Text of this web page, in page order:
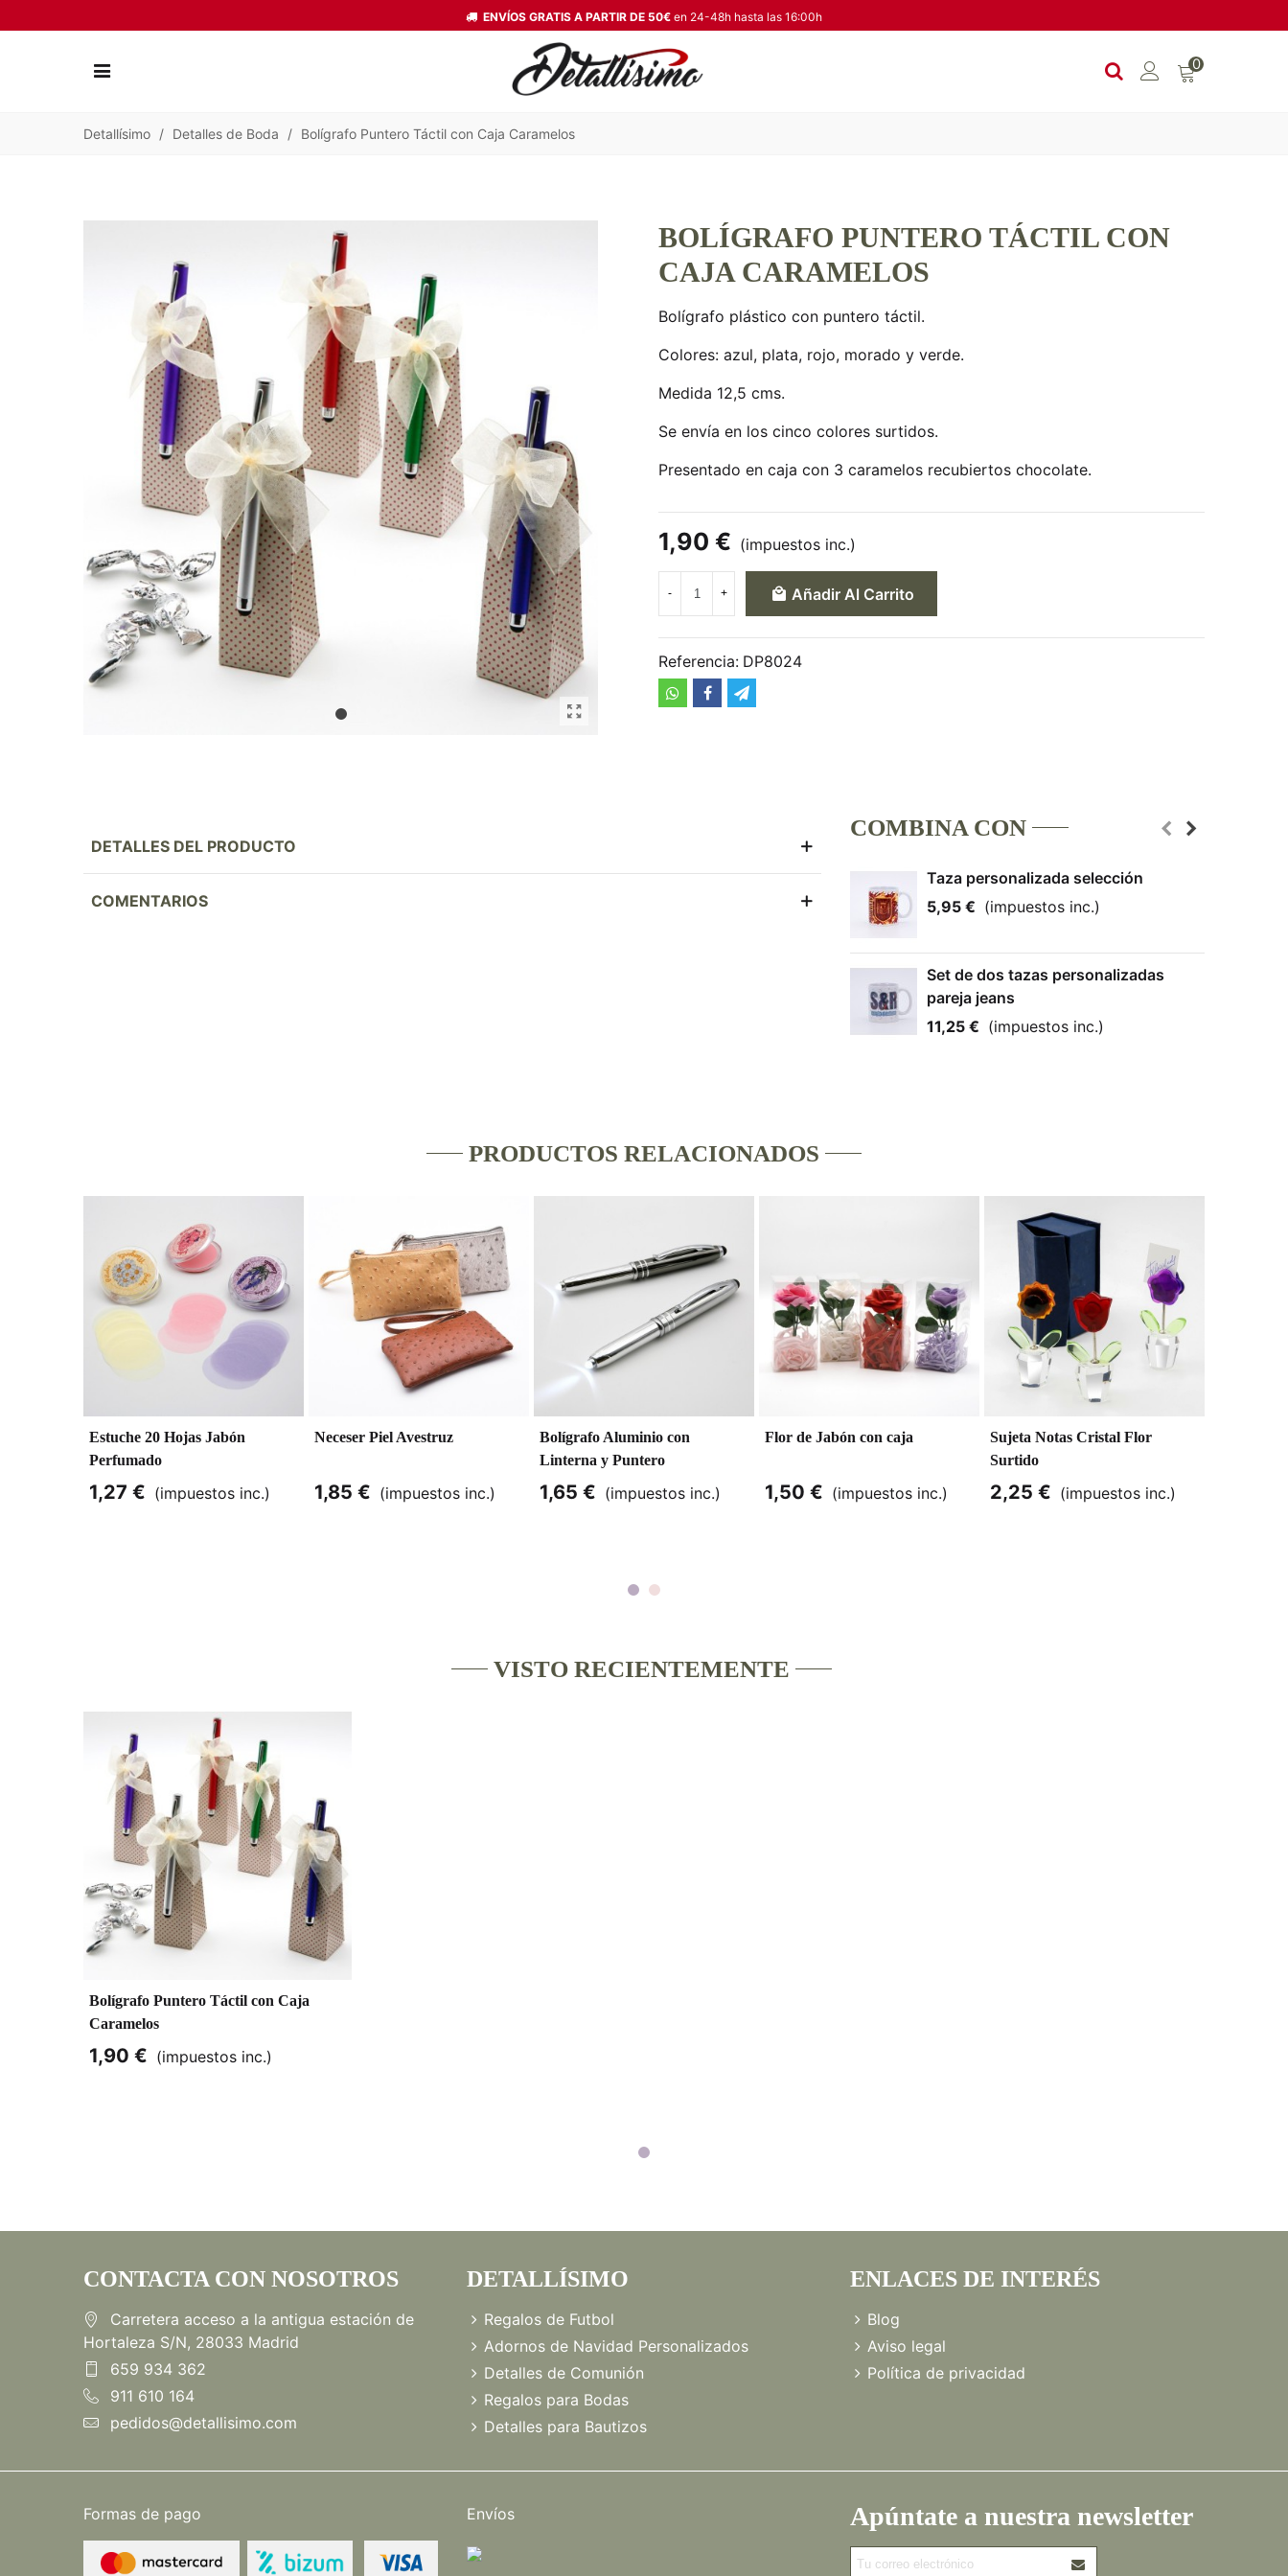
ENVÍOS GRATIS A PARTIR DE 50€ en 24-48h hasta las 16:00h
0
Detallísimo / Detalles de Boda / Bolígrafo Puntero Táctil con Caja Caramelos
BOLÍGRAFO PUNTERO TÁCTIL CON
CAJA CARAMELOS
Bolígrafo plástico con puntero táctil.
Colores: azul, plata, rojo, morado y verde.
Medida 12,5 cms.
Se envía en los cinco colores surtidos.
Presentado en caja con 3 caramelos recubiertos chocolate.
1,90 € (impuestos inc.)
- + Añadir Al Carrito
Referencia: DP8024
DETALLES DEL PRODUCTO
COMENTARIOS
COMBINA CON
Taza personalizada selección
5,95 € (impuestos inc.)
Set de dos tazas personalizadas
pareja jeans
11,25 € (impuestos inc.)
PRODUCTOS RELACIONADOS
Estuche 20 Hojas Jabón
Perfumado
1,27 € (impuestos inc.)
Neceser Piel Avestruz
1,85 € (impuestos inc.)
Bolígrafo Aluminio con
Linterna y Puntero
1,65 € (impuestos inc.)
Flor de Jabón con caja
1,50 € (impuestos inc.)
Sujeta Notas Cristal Flor
Surtido
2,25 € (impuestos inc.)
VISTO RECIENTEMENTE
Bolígrafo Puntero Táctil con Caja
Caramelos
1,90 € (impuestos inc.)
CONTACTA CON NOSOTROS
Carretera acceso a la antigua estación de
Hortaleza S/N, 28033 Madrid
659 934 362
911 610 164
pedidos@detallisimo.com
DETALLÍSIMO
Regalos de Futbol
Adornos de Navidad Personalizados
Detalles de Comunión
Regalos para Bodas
Detalles para Bautizos
ENLACES DE INTERÉS
Blog
Aviso legal
Política de privacidad
Formas de pago Envíos Apúntate a nuestra newsletter